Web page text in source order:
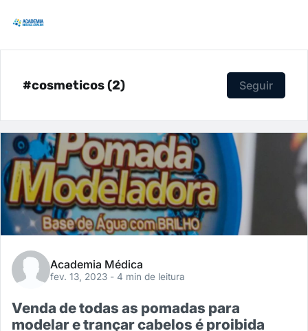
#cosmeticos (2) Seguir
Academia Médica
fev. 13, 2023 - 4 min de leitura
Venda de todas as pomadas para
modelar e trançar cabelos é proibida